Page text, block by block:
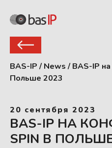
BAS-IP / News / BAS-IP
Польше 2023
20 сентября 2023
BAS-IP НА
SPIN В